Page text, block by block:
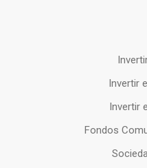
Invertir
Invertir
Fondos